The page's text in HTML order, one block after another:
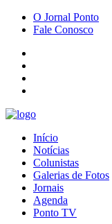
O Jornal Ponto
Fale Conosco
Início
Notícias
Colunistas
Galerias de Fotos
Jornais
Agenda
Ponto TV